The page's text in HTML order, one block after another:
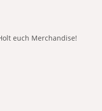
euch Merchandise!